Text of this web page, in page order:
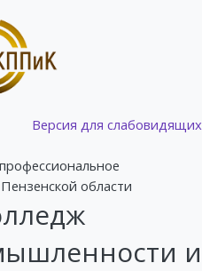
Версия для слабовидящих
области
и